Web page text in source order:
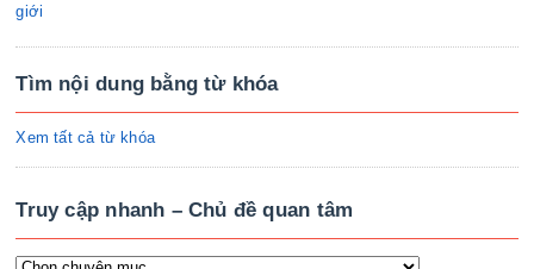
giới
Tìm nội dung bằng từ khóa
Xem tất cả từ khóa
Truy cập nhanh – Chủ đề quan tâm